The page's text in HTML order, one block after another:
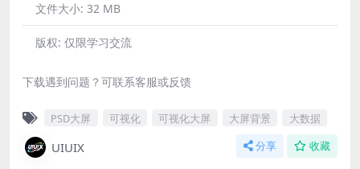
文件大小: 32 MB
版权: 仅限学习交流
下载遇到问题？可联系客服或反馈
PSD大屏 可视化 可视化大屏 大屏背景 大数据
UIUIX 分享 收藏